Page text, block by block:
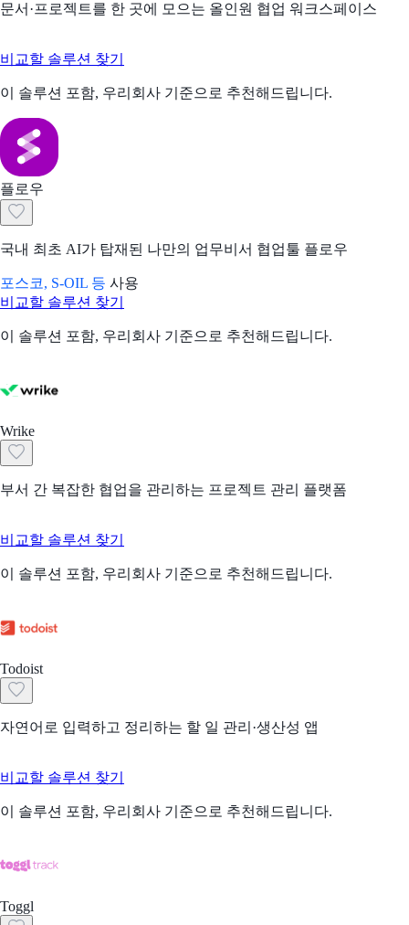
문서·프로젝트를 한 곳에 모으는 올인원 협업 워크스페이스
비교할 솔루션 찾기
이 솔루션 포함, 우리회사 기준으로 추천해드립니다.
플로우
국내 최초 AI가 탑재된 나만의 업무비서 협업툴 플로우
포스코, S-OIL 등 사용
비교할 솔루션 찾기
이 솔루션 포함, 우리회사 기준으로 추천해드립니다.
Wrike
부서 간 복잡한 협업을 관리하는 프로젝트 관리 플랫폼
비교할 솔루션 찾기
이 솔루션 포함, 우리회사 기준으로 추천해드립니다.
Todoist
자연어로 입력하고 정리하는 할 일 관리·생산성 앱
비교할 솔루션 찾기
이 솔루션 포함, 우리회사 기준으로 추천해드립니다.
Toggl